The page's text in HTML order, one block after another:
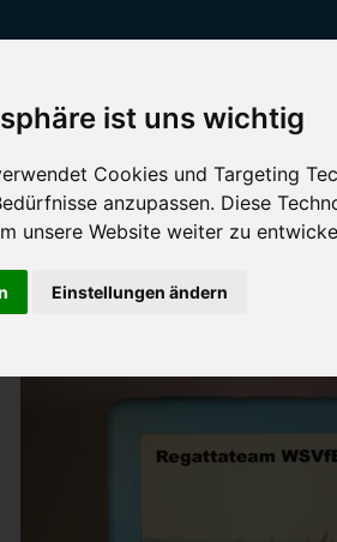
ist uns wichtig
Cookies und Targeting
anzupassen. Diese
unsere Website weiter zu
Einstellungen ändern
Startseite::Unikate:: Brotzeitbox mit Aufdruck,